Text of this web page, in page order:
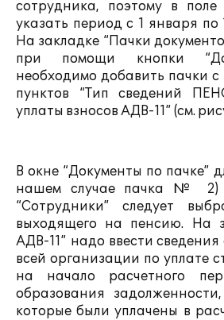
сотрудника, поэтому в
указать период с 1 января по
На закладке “Пачки
при помощи кнопки
необходимо добавить пачки
пунктов “Тип сведений
уплаты взносов АДВ-11” (см.
В окне “Документы по пачке”
нашем случае пачка № 2)
“Сотрудники” следует
выходящего на пенсию. На
АДВ-11” надо ввести
всей организации по уплате
на начало расчетного
образования
которые были уплачены в